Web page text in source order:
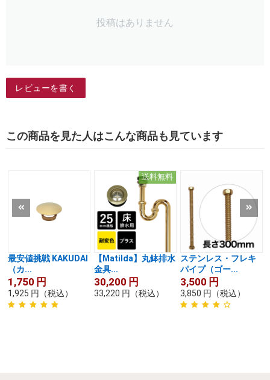
投稿はありません
レビューを書く
この商品を見た人はこんな商品も見ています
最安値挑戦 KAKUDAI
（カ...
1,750 円
1,925 円 （税込）
送料無料
【Matilda】丸鉢排水
金具...
30,200 円
33,220 円 （税込）
ステンレス・フレキ
パイプ（ゴー...
3,500 円
3,850 円 （税込）